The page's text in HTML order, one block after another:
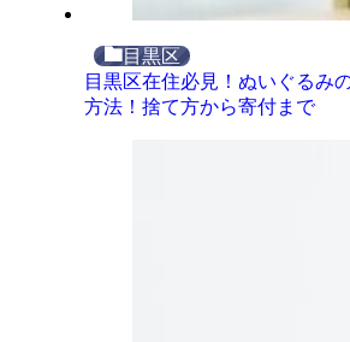
目黒区
目黒区在住必見！ぬいぐるみ
方法！捨て方から寄付まで